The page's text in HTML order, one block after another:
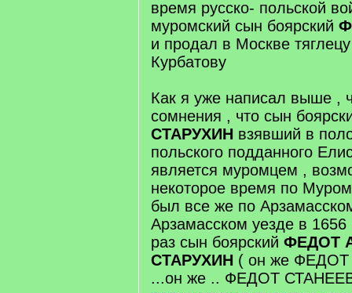
время русско- польской
муромский сын боярский
и продал в Москве
Курбатову
Как я уже написал выше ,
сомнения , что сын
СТАРУХИН взявший в
польского подданного
является муромцем ,
некоторое время по
был все же по
Арзамасском уезде в 1656
раз сын боярский ФЕДОТ
СТАРУХИН ( он же
...он же .. ФЕДОТ